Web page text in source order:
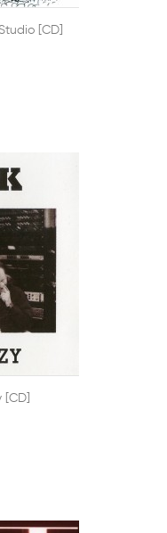
PODGLĄD
[CD]
PODGLĄD
[CD]